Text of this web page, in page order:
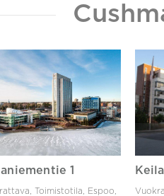
1
Toimistotila, Espoo,